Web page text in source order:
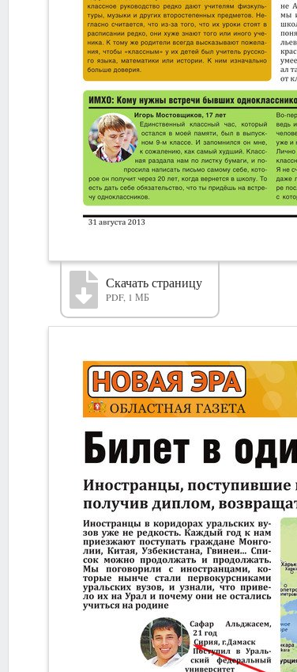
Скачать страницу
PDF, 1 МБ